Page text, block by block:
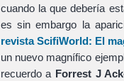
cuando la que debería
es sin embargo la
revista ScifiWorld: El
un nuevo magnífico
recuerdo a Forrest J